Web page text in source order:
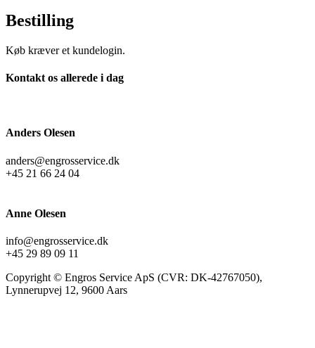
Bestilling
Køb kræver et kundelogin.
Kontakt os allerede i dag
Anders Olesen
anders@engrosservice.dk
+45 21 66 24 04
Anne Olesen
info@engrosservice.dk
+45 29 89 09 11
Copyright © Engros Service ApS (CVR: DK-42767050),
Lynnerupvej 12, 9600 Aars